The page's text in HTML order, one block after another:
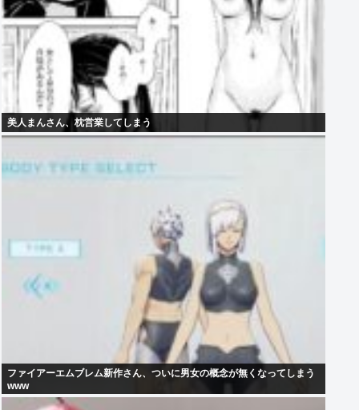
美人まんさん、枕営業してしまう
ファイアーエムブレム新作さん、ついに男女の概念が無くなってしまう
www